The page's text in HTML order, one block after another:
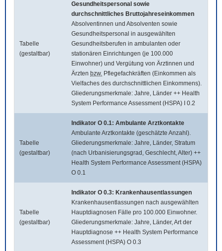
Tabelle
(gestaltbar)
Gesundheitspersonal sowie
durchschnittliches Bruttojahreseinkommen
Absolventinnen und Absolventen sowie
Gesundheitspersonal in ausgewählten
Gesundheitsberufen in ambulanten oder
stationären Einrichtungen (je 100.000
Einwohner) und Vergütung von Ärztinnen und
Ärzten bzw. Pflegefachkräften (Einkommen als
Vielfaches des durchschnittlichen Einkommens).
Gliederungsmerkmale: Jahre, Länder ++ Health
System Performance Assessment (HSPA) I 0.2
Tabelle
(gestaltbar)
Indikator O 0.1: Ambulante Arztkontakte
Ambulante Arztkontakte (geschätzte Anzahl).
Gliederungsmerkmale: Jahre, Länder, Stratum
(nach Urbanisierungsgrad, Geschlecht, Alter) ++
Health System Performance Assessment (HSPA)
O 0.1
Tabelle
(gestaltbar)
Indikator O 0.3: Krankenhausentlassungen
Krankenhausentlassungen nach ausgewählten
Hauptdiagnosen Fälle pro 100.000 Einwohner.
Gliederungsmerkmale: Jahre, Länder, Art der
Hauptdiagnose ++ Health System Performance
Assessment (HSPA) O 0.3